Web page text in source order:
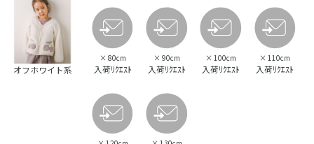
オフホワイト系
× 80cm
入荷ﾘｸｴｽﾄ
× 90cm
入荷ﾘｸｴｽﾄ
× 100cm
入荷ﾘｸｴｽﾄ
× 110cm
入荷ﾘｸｴｽﾄ